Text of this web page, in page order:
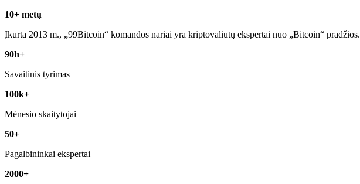
10+ metų
Įkurta 2013 m., „99Bitcoin“ komandos nariai yra kriptovaliutų ekspertai nuo „Bitcoin“ pradžios.
90h+
Savaitinis tyrimas
100k+
Mėnesio skaitytojai
50+
Pagalbininkai ekspertai
2000+